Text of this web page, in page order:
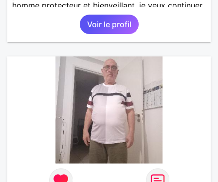
homme protecteur et bienveillant, je veux continuer
d'y croire et pouvoir enfin former la petite famille
que je désir temps. Faux profil, profiteuse et autres
joyeuseté passer votre chemin, vous ne
m'intéressez pas du tout!
Voir le profil